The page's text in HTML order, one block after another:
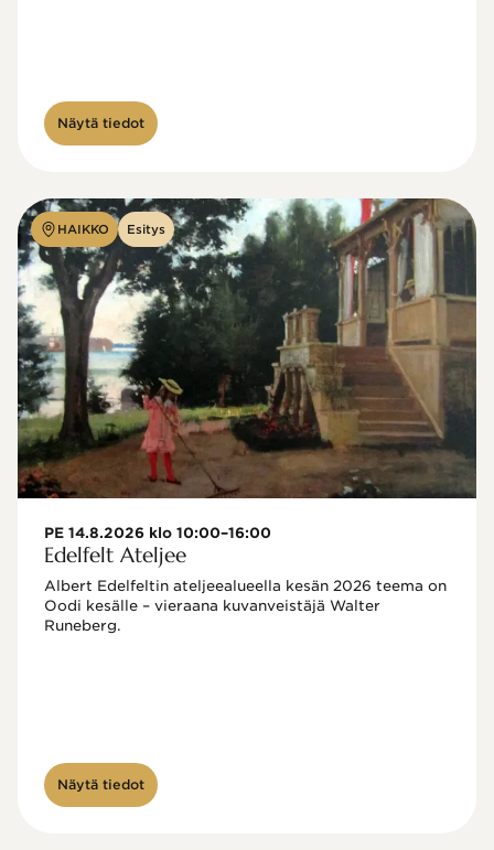
Näytä tiedot
HAIKKO Esitys
PE 14.8.2026 klo 10:00–16:00
Edelfelt Ateljee
Albert Edelfeltin ateljeealueella kesän 2026 teema on
Oodi kesälle – vieraana kuvanveistäjä Walter
Näytä tiedot